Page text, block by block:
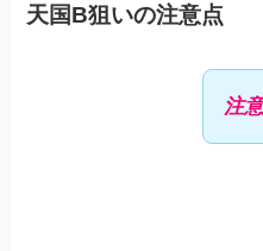
天国B狙いの注意点
注